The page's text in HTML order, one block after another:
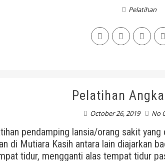
Pelatihan
Pelatihan
October 26, 2019 No
pendamping lansia/orang sakit
di Mutiara Kasih antara lain diajarkan
tidur, mengganti alas tempat tidur